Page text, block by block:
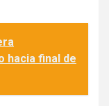
hacia final de